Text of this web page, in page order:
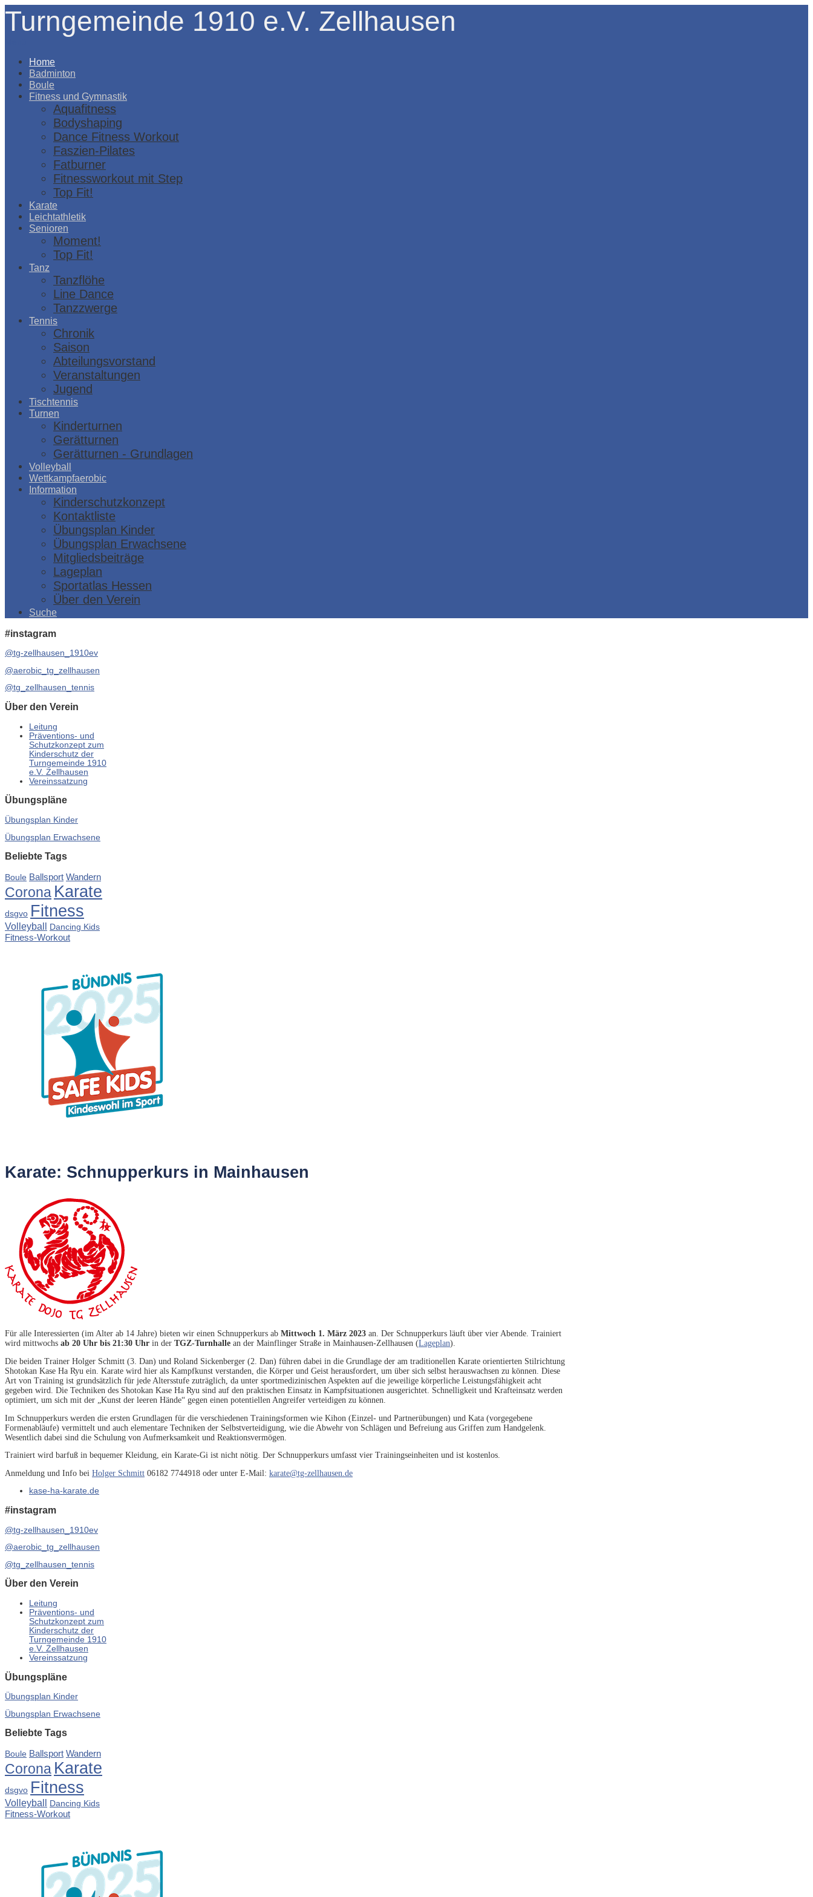
Turngemeinde 1910 e.V. Zellhausen
Home
Badminton
Boule
Fitness und Gymnastik
Aquafitness
Bodyshaping
Dance Fitness Workout
Faszien-Pilates
Fatburner
Fitnessworkout mit Step
Top Fit!
Karate
Leichtathletik
Senioren
Moment!
Top Fit!
Tanz
Tanzflöhe
Line Dance
Tanzzwerge
Tennis
Chronik
Saison
Abteilungsvorstand
Veranstaltungen
Jugend
Tischtennis
Turnen
Kinderturnen
Gerätturnen
Gerätturnen - Grundlagen
Volleyball
Wettkampfaerobic
Information
Kinderschutzkonzept
Kontaktliste
Übungsplan Kinder
Übungsplan Erwachsene
Mitgliedsbeiträge
Lageplan
Sportatlas Hessen
Über den Verein
Suche
#instagram
@tg-zellhausen_1910ev
@aerobic_tg_zellhausen
@tg_zellhausen_tennis
Über den Verein
Leitung
Präventions- und
Schutzkonzept zum
Kinderschutz der
Turngemeinde 1910
e.V. Zellhausen
Vereinssatzung
Übungspläne
Übungsplan Kinder
Übungsplan Erwachsene
Beliebte Tags
Boule Ballsport Wandern
Corona Karate
dsgvo Fitness
Volleyball Dancing Kids
Fitness-Workout
Karate: Schnupperkurs in Mainhausen
Für alle Interessierten (im Alter ab 14 Jahre) bieten wir einen Schnupperkurs ab Mittwoch 1. März 2023 an. Der Schnupperkurs läuft über vier Abende. Trainiert
wird mittwochs ab 20 Uhr bis 21:30 Uhr in der TGZ-Turnhalle an der Mainflinger Straße in Mainhausen-Zellhausen (Lageplan).
Die beiden Trainer Holger Schmitt (3. Dan) und Roland Sickenberger (2. Dan) führen dabei in die Grundlage der am traditionellen Karate orientierten Stilrichtung
Shotokan Kase Ha Ryu ein. Karate wird hier als Kampfkunst verstanden, die Körper und Geist herausfordert, um über sich selbst herauswachsen zu können. Diese
Art von Training ist grundsätzlich für jede Altersstufe zuträglich, da unter sportmedizinischen Aspekten auf die jeweilige körperliche Leistungsfähigkeit acht
gegeben wird. Die Techniken des Shotokan Kase Ha Ryu sind auf den praktischen Einsatz in Kampfsituationen ausgerichtet. Schnelligkeit und Krafteinsatz werden
optimiert, um sich mit der „Kunst der leeren Hände“ gegen einen potentiellen Angreifer verteidigen zu können.
Im Schnupperkurs werden die ersten Grundlagen für die verschiedenen Trainingsformen wie Kihon (Einzel- und Partnerübungen) und Kata (vorgegebene
Formenabläufe) vermittelt und auch elementare Techniken der Selbstverteidigung, wie die Abwehr von Schlägen und Befreiung aus Griffen zum Handgelenk.
Wesentlich dabei sind die Schulung von Aufmerksamkeit und Reaktionsvermögen.
Trainiert wird barfuß in bequemer Kleidung, ein Karate-Gi ist nicht nötig. Der Schnupperkurs umfasst vier Trainingseinheiten und ist kostenlos.
Anmeldung und Info bei Holger Schmitt 06182 7744918 oder unter E-Mail: karate@tg-zellhausen.de
kase-ha-karate.de
#instagram
@tg-zellhausen_1910ev
@aerobic_tg_zellhausen
@tg_zellhausen_tennis
Über den Verein
Leitung
Präventions- und
Schutzkonzept zum
Kinderschutz der
Turngemeinde 1910
e.V. Zellhausen
Vereinssatzung
Übungspläne
Übungsplan Kinder
Übungsplan Erwachsene
Beliebte Tags
Boule Ballsport Wandern
Corona Karate
dsgvo Fitness
Volleyball Dancing Kids
Fitness-Workout